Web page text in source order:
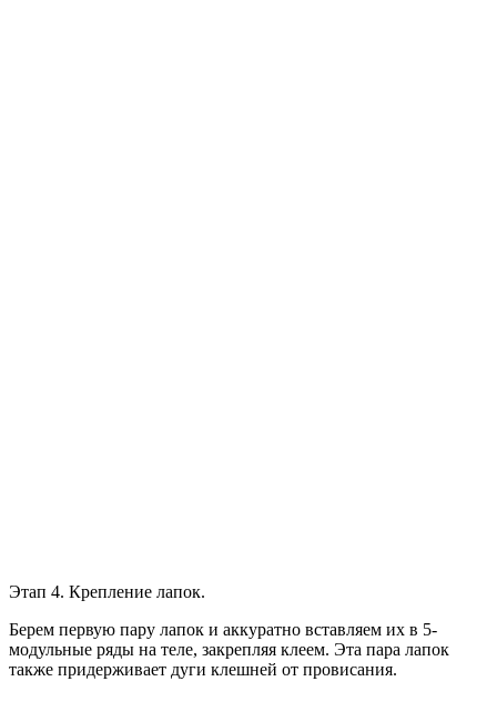
Этап 4. Крепление лапок.
Берем первую пару лапок и аккуратно вставляем их в 5-
модульные ряды на теле, закрепляя клеем. Эта пара лапок
также придерживает дуги клешней от провисания.